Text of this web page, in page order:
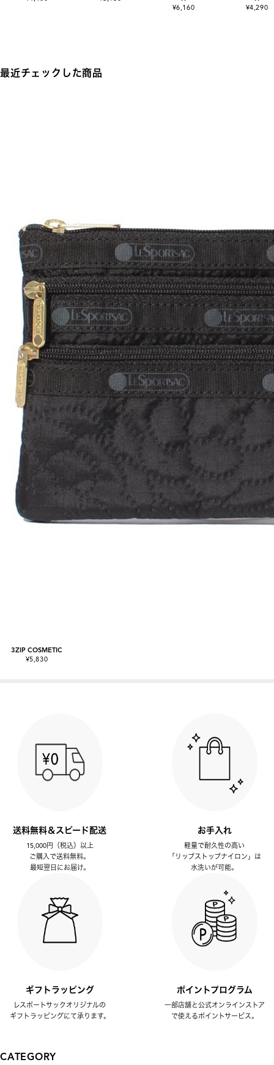
¥6,160
¥4,290
最近チェックした商品
3ZIP COSMETIC
¥5,830
送料無料＆スピード配送
15,000円（税込）以上
ご購入で送料無料。
最短翌日にお届け。
お手入れ
軽量で耐久性の高い
「リップストップナイロン」は
水洗いが可能。
ギフトラッピング
レスポートサックオリジナルの
ギフトラッピングにて承ります。
ポイントプログラム
一部店舗と公式オンラインストア
で使えるポイントサービス。
CATEGORY